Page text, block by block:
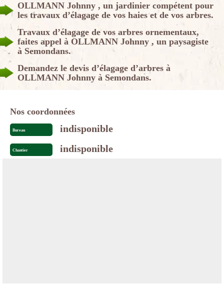
OLLMANN Johnny , un jardinier compétent pour
les travaux d’élagage de vos haies et de vos arbres.
Travaux d’élagage de vos arbres ornementaux,
faites appel à OLLMANN Johnny , un paysagiste
à Semondans.
Demandez le devis d’élagage d’arbres à
OLLMANN Johnny à Semondans.
Nos coordonnées
Bureau indisponible
Chantier indisponible